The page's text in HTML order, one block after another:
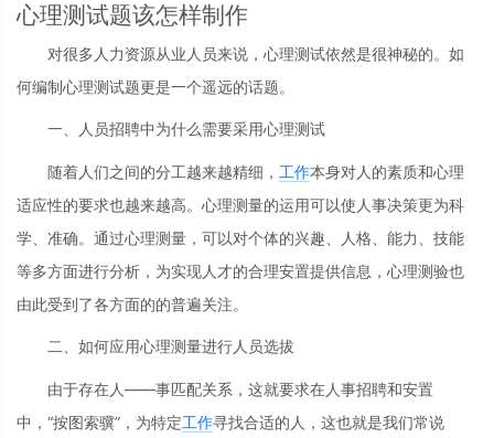
心理测试题该怎样制作
对很多人力资源从业人员来说，心理测试依然是很神秘的。如
何编制心理测试题更是一个遥远的话题。
一、人员招聘中为什么需要采用心理测试
随着人们之间的分工越来越精细， 工作本身对人的素质和心理
适应性的要求也越来越高。心理测量的运用可以使人事决策更为科
学、准确。通过心理测量，可以对个体的兴趣、人格、能力、技能
等多方面进行分析，为实现人才的合理安置提供信息，心理测验也
由此受到了各方面的的普遍关注。
二、如何应用心理测量进行人员选拔
由于存在人——事匹配关系，这就要求在人事招聘和安置
中，“按图索骥”，为特定工作寻找合适的人，这也就是我们常说